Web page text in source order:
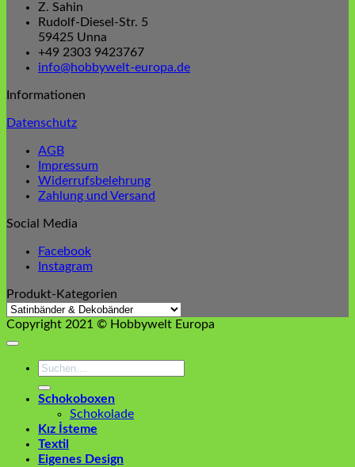
Z. Sahin
Rudolf-Diesel-Str. 5
59425 Unna
+49 2303 9423767
info@hobbywelt-europa.de
Informationen
Datenschutz
AGB
Impressum
Widerrufsbelehrung
Zahlung und Versand
Social Media
Facebook
Instagram
Produkt-Kategorien
Copyright 2021 © Hobbywelt Europa
Suchen
Schokoboxen
Schokolade
Kız İsteme
Textil
Eigenes Design